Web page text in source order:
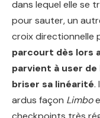
dans lequel elle se
pour sauter, un
croix directionnelle
parcourt dès lors
parvient à user
briser sa linéarité.
ardus façon Limbo